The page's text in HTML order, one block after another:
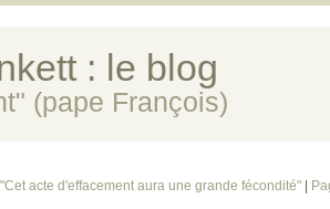
: le blog
(pape François)
acte d'effacement aura une grande fécondité"